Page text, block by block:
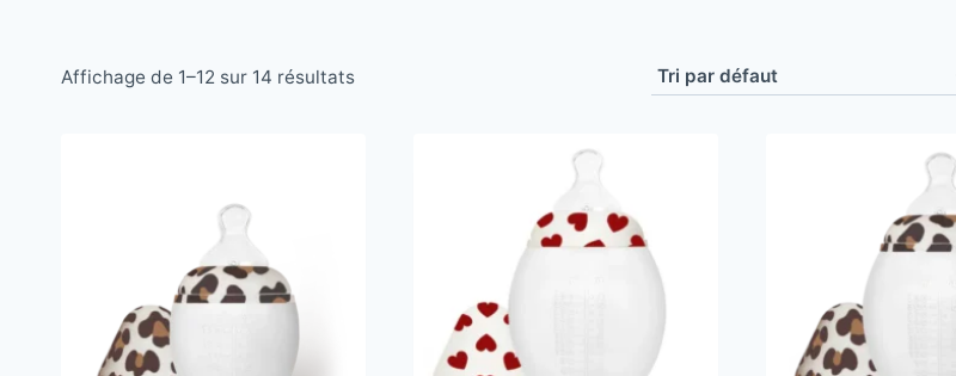
Affichage de 1–12 sur 14 résultats